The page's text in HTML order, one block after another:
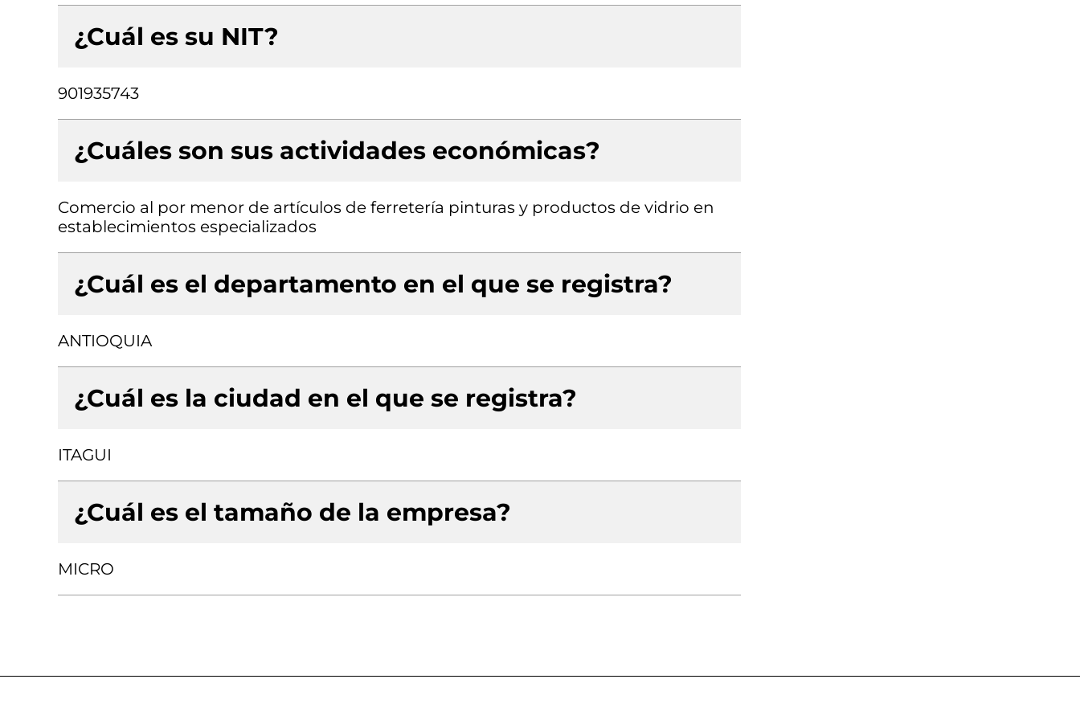
¿Cuál es su NIT?
901935743
¿Cuáles son sus actividades económicas?
Comercio al por menor de artículos de ferretería pinturas y productos de vidrio en
establecimientos especializados
¿Cuál es el departamento en el que se registra?
ANTIOQUIA
¿Cuál es la ciudad en el que se registra?
ITAGUI
¿Cuál es el tamaño de la empresa?
MICRO